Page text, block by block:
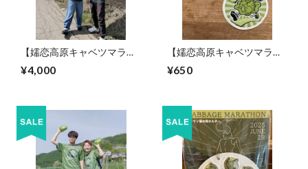
【嬬恋高原キャベツマラソ
Tシャツ2026
¥4,000
【嬬恋高原キャベツマラソ
ステッカー2種セット
¥650